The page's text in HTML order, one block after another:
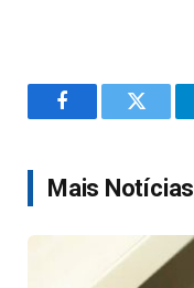
FacebookTwitter
Mais Notícias